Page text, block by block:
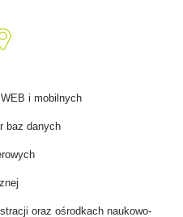
i mobilnych
baz danych
oraz ośrodkach naukowo-